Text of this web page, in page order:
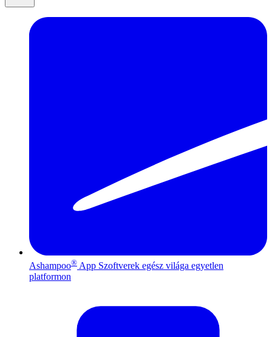
Ashampoo® App Szoftverek egész világa egyetlen
platformon